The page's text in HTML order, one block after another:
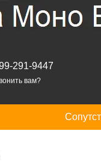
291-9447
вам?